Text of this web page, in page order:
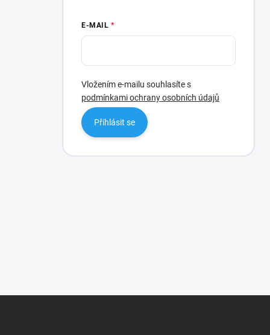
E-MAIL
Vložením e-mailu souhlasíte s
podmínkami ochrany osobních údajů
Přihlásit se